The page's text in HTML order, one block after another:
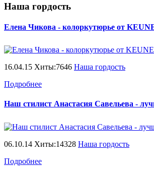
Наша гордость
Елена Чикова - колоркутюрье от
16.04.15 Хиты:7646 Наша гордость
Подробнее
Наш стилист Анастасия Савельева -
06.10.14 Хиты:14328 Наша гордость
Подробнее